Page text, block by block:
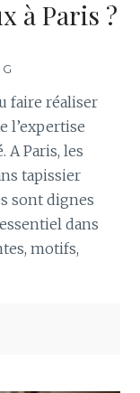
à Paris ?
faire réaliser
l’expertise
Paris, les
tapissier
sont dignes
dans
motifs,